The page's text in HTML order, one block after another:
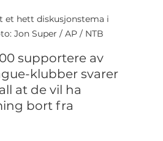
et hett diskusjonstema i
Jon Super / AP / NTB
supportere av
klubber svarer
at de vil ha
bort fra